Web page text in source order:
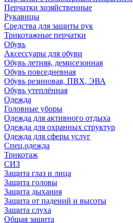
Перчатки хозяйственные
Рукавицы
Средства для защиты рук
Трикотажные перчатки
Обувь
Аксессуары для обуви
Обувь летняя, демисезонная
Обувь повседневная
Обувь резиновая, ПВХ, ЭВА
Обувь утеплённая
Одежда
Головные уборы
Одежда для активного отдыха
Одежда для охранных структур
Одежда для сферы услуг
Спец.одежда
Трикотаж
СИЗ
Защита глаз и лица
Защита головы
Защита дыхания
Защита от падений и высоты
Защита слуха
Общая защита